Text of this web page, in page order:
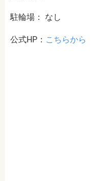
駐輪場： なし
公式HP： こちらから